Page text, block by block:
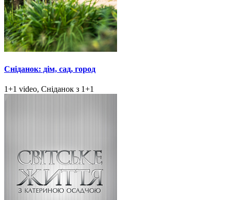
Сніданок: дім, сад, город
1+1 video, Сніданок з 1+1